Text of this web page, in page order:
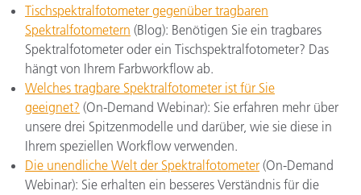
Tischspektralfotometer gegenüber tragbaren
Spektralfotometern (Blog): Benötigen Sie ein tragbares
Spektralfotometer oder ein Tischspektralfotometer? Das
hängt von Ihrem Farbworkflow ab.
Welches tragbare Spektralfotometer ist für Sie
geeignet? (On-Demand Webinar): Sie erfahren mehr über
unsere drei Spitzenmodelle und darüber, wie sie diese in
Ihrem speziellen Workflow verwenden.
Die unendliche Welt der Spektralfotometer (On-Demand
Webinar): Sie erhalten ein besseres Verständnis für die